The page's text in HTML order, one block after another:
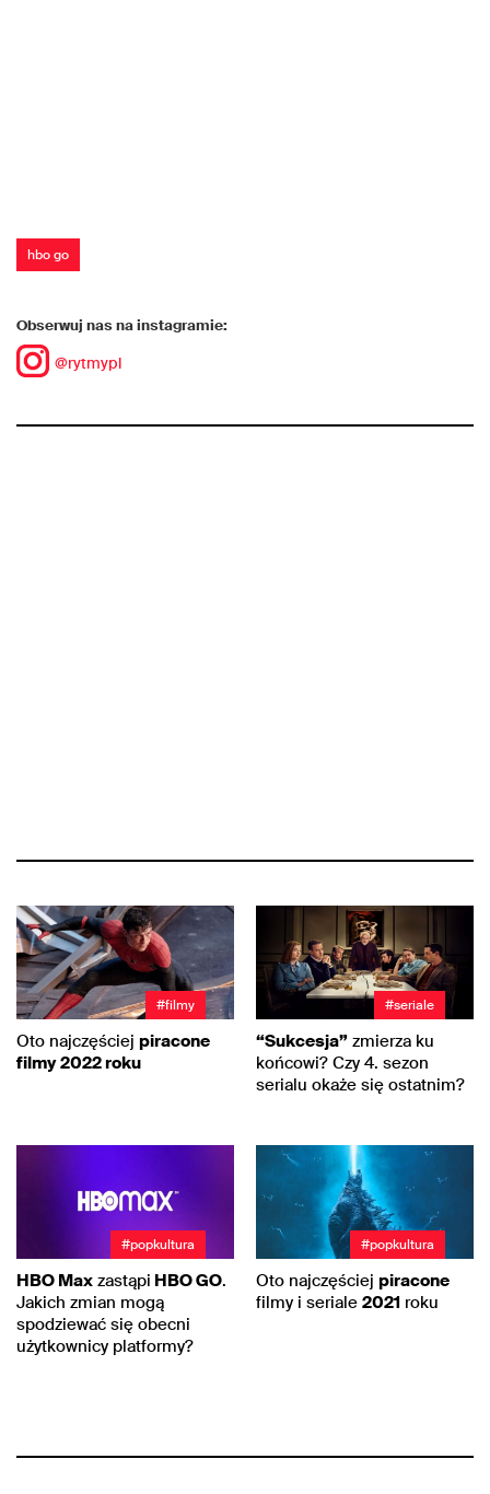
hbo go
Obserwuj nas na instagramie:
@rytmypl
#filmy
Oto najczęściej piracone
filmy 2022 roku
#seriale
“Sukcesja” zmierza ku
końcowi? Czy 4. sezon
serialu okaże się ostatnim?
#popkultura
HBO Max zastąpi HBO GO.
Jakich zmian mogą
spodziewać się obecni
użytkownicy platformy?
#popkultura
Oto najczęściej piracone
filmy i seriale 2021 roku